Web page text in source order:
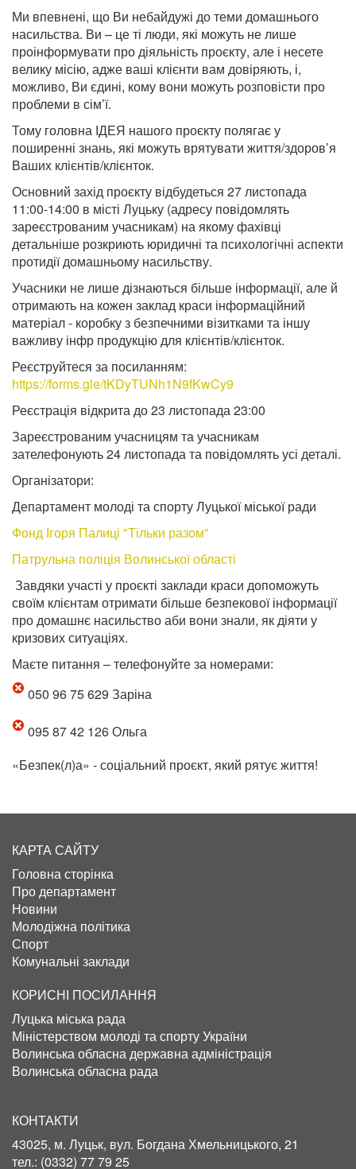
Ми впевнені, що Ви небайдужі до теми домашнього
насильства. Ви – це ті люди, які можуть не лише
проінформувати про діяльність проєкту, але і несете
велику місію, адже ваші клієнти вам довіряють, і,
можливо, Ви єдині, кому вони можуть розповісти про
проблеми в сім’ї.
Тому головна ІДЕЯ нашого проєкту полягає у
поширенні знань, які можуть врятувати життя/здоров’я
Ваших клієнтів/клієнток.
Основний захід проєкту відбудеться 27 листопада
11:00-14:00 в місті Луцьку (адресу повідомлять
зареєстрованим учасникам) на якому фахівці
детальніше розкриють юридичні та психологічні аспекти
протидії домашньому насильству.
Учасники не лише дізнаються більше інформації, але й
отримають на кожен заклад краси інформаційний
матеріал - коробку з безпечними візитками та іншу
важливу інфр продукцію для клієнтів/клієнток.
Реєструйтеся за посиланням:
https://forms.gle/tKDyTUNh1N9fKwCy9
Реєстрація відкрита до 23 листопада 23:00
Зареєстрованим учасницям та учасникам
зателефонують 24 листопада та повідомлять усі деталі.
Організатори:
Департамент молоді та спорту Луцької міської ради
Фонд Ігоря Палиці "Тільки разoм"
Патрульна поліція Волинської області
Завдяки участі у проєкті заклади краси допоможуть
своїм клієнтам отримати більше безпекової інформації
про домашнє насильство аби вони знали, як діяти у
кризових ситуаціях.
Маєте питання – телефонуйте за номерами:
050 96 75 629 Заріна
095 87 42 126 Ольга
«Безпек(л)а» - соціальний проєкт, який рятує життя!
КАРТА САЙТУ
Головна сторінка
Про департамент
Новини
Молодіжна політика
Спорт
Комунальні заклади
КОРИСНІ ПОСИЛАННЯ
Луцька міська рада
Міністерством молоді та спорту України
Волинська обласна державна адміністрація
Волинська обласна рада
КОНТАКТИ
43025, м. Луцьк, вул. Богдана Хмельницького, 21
тел.: (0332) 77 79 25